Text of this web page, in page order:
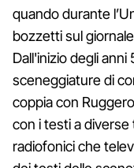
quando durante
bozzetti sul
Dall'inizio degli
sceneggiature di
coppia con
con i testi a diverse
radiofonici che